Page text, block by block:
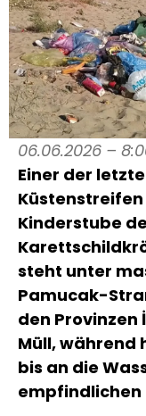
06.06.2026 –
Einer der
Kinderstube
steht unter
Pamucak-
den Provinzen
Müll, während
bis an die
empfindlichen